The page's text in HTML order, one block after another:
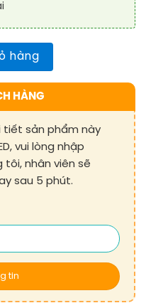
số lượng
hàng
HÀNG
tiết sản phẩm này
vui lòng nhập
tôi, nhân viên sẽ
sau 5 phút.